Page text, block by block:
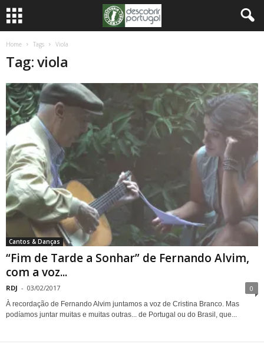
Home Tags Viola
Tag: viola
Cantos & Danças
“Fim de Tarde a Sonhar” de Fernando Alvim,
com a voz...
RDJ - 03/02/2017 0
À recordação de Fernando Alvim juntamos a voz de Cristina Branco. Mas
podíamos juntar muitas e muitas outras... de Portugal ou do Brasil, que...